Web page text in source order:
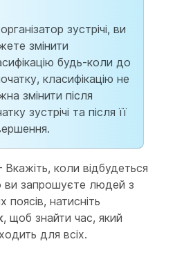
зустрічі, ви
змінити
будь-коли до
класифікацію не
змінити після
зустрічі та після її
коли відбудеться
ви запрошуєте людей з
поясів, натисніть
, щоб знайти час, який
для всіх.